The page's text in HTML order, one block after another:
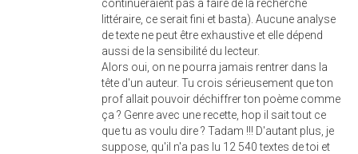
continueraient pas à faire de la recherche
littéraire, ce serait fini et basta). Aucune analyse
de texte ne peut être exhaustive et elle dépend
aussi de la sensibilité du lecteur.
Alors oui, on ne pourra jamais rentrer dans la
tête d'un auteur. Tu crois sérieusement que ton
prof allait pouvoir déchiffrer ton poème comme
ça ? Genre avec une recette, hop il sait tout ce
que tu as voulu dire ? Tadam !!! D'autant plus, je
suppose, qu'il n'a pas lu 12 540 textes de toi et